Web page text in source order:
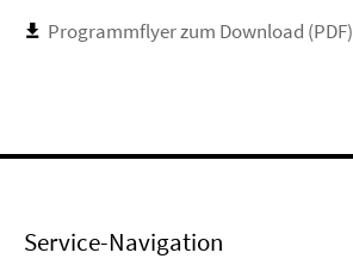
Programmflyer zum Download (PDF)
Service-Navigation